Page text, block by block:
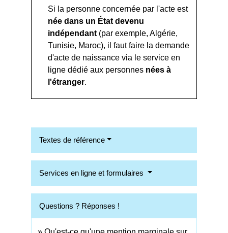
Si la personne concernée par l'acte est
née dans un État devenu
indépendant (par exemple, Algérie,
Tunisie, Maroc), il faut faire la demande
d'acte de naissance via le service en
ligne dédié aux personnes nées à
l'étranger.
Textes de référence
Services en ligne et formulaires
Questions ? Réponses !